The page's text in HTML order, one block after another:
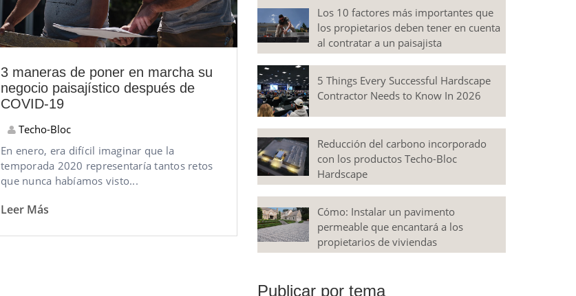
3 maneras de poner en marcha su
negocio paisajístico después de
COVID-19
Techo-Bloc
En enero, era difícil imaginar que la
temporada 2020 representaría tantos retos
que nunca habíamos visto...
Leer Más
Los 10 factores más importantes que
los propietarios deben tener en cuenta
al contratar a un paisajista
5 Things Every Successful Hardscape
Contractor Needs to Know In 2026
Reducción del carbono incorporado
con los productos Techo-Bloc
Hardscape
Cómo: Instalar un pavimento
permeable que encantará a los
propietarios de viviendas
Publicar por tema